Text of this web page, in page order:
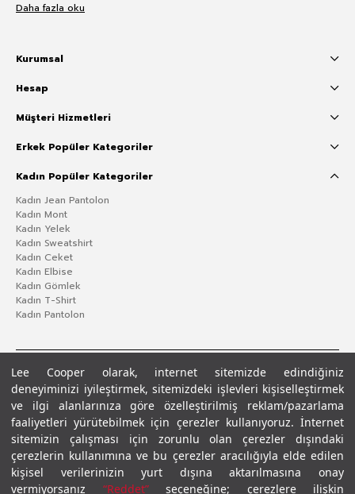
Lee Cooper olarak, internet sitemizde edindiğiniz
deneyiminizi iyileştirmek, sitemizdeki işlevleri kişiselleştirmek
ve ilgi alanlarınıza göre özelleştirilmiş reklam/pazarlama
faaliyetleri yürütebilmek için çerezler kullanıyoruz. İnternet
sitemizin çalışması için zorunlu olan çerezler dışındaki
çerezlerin kullanımına ve bu çerezler aracılığıyla elde edilen
kişisel verilerinizin yurt dışına aktarılmasına onay
vermiyorsanız “Reddet”seçeneğine; çerezlere ilişkin
Daha fazla oku
Kurumsal
Hesap
Müşteri Hizmetleri
Erkek Popüler Kategoriler
Kadın Popüler Kategoriler
Kadın Jean Pantolon
Kadın Mont
Kadın Yelek
Kadın Sweatshirt
Kadın Ceket
Kadın Elbise
Kadın Gömlek
Kadın T-Shirt
Kadın Pantolon
Gizlilik PolitikasıÇerez Politikası KVKK Aydınlatma MetniŞartlar ve Koşullar
© 2026 Leecooper - Tüm Hakları Saklıdır.